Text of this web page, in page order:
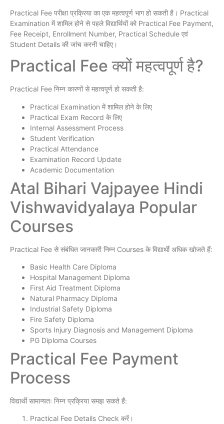
Practical Fee परीक्षा प्रक्रिया का एक महत्वपूर्ण भाग हो सकती है। Practical
Examination में शामिल होने से पहले विद्यार्थियों को Practical Fee Payment,
Fee Receipt, Enrollment Number, Practical Schedule एवं
Student Details की जांच करनी चाहिए।
Practical Fee क्यों महत्वपूर्ण है?
Practical Fee निम्न कारणों से महत्वपूर्ण हो सकती है:
Practical Examination में शामिल होने के लिए
Practical Exam Record के लिए
Internal Assessment Process
Student Verification
Practical Attendance
Examination Record Update
Academic Documentation
Atal Bihari Vajpayee Hindi
Vishwavidyalaya Popular
Courses
Practical Fee से संबंधित जानकारी निम्न Courses के विद्यार्थी अधिक खोजते हैं:
Basic Health Care Diploma
Hospital Management Diploma
First Aid Treatment Diploma
Natural Pharmacy Diploma
Industrial Safety Diploma
Fire Safety Diploma
Sports Injury Diagnosis and Management Diploma
PG Diploma Courses
Practical Fee Payment
Process
विद्यार्थी सामान्यतः निम्न प्रक्रिया समझ सकते हैं:
Practical Fee Details Check करें।